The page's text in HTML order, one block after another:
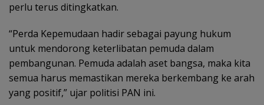
perlu terus ditingkatkan.
“Perda Kepemudaan hadir sebagai payung hukum
untuk mendorong keterlibatan pemuda dalam
pembangunan. Pemuda adalah aset bangsa, maka kita
semua harus memastikan mereka berkembang ke arah
yang positif,” ujar politisi PAN ini.